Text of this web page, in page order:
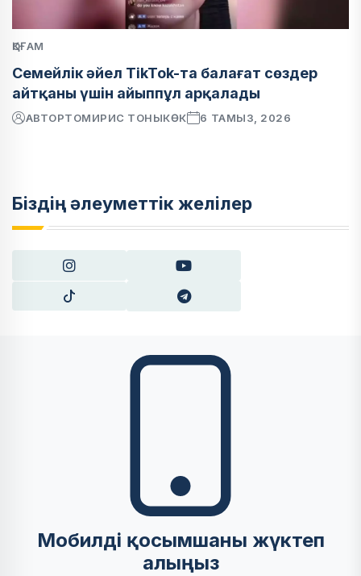
ҚОҒАМ
Семейлік әйел TikTok-та балағат сөздер
айтқаны үшін айыппұл арқалады
АВТОРТОМИРИС ТОНЫКӨК 6 ТАМЫЗ, 2026
Біздің әлеуметтік желілер
Мобилді қосымшаны жүктеп
алыңыз